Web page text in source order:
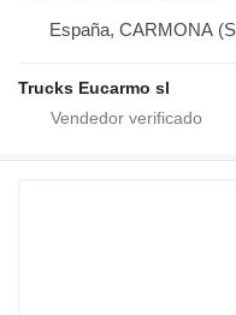
España, CARMONA
Trucks Eucarmo sl